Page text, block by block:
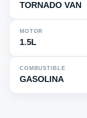
TORNADO VAN
MOTOR
1.5L
COMBUSTIBLE
GASOLINA